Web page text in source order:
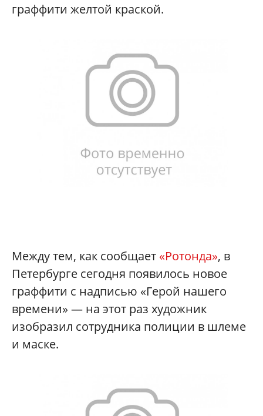
граффити желтой краской.
Между тем, как сообщает «Ротонда», в
Петербурге сегодня появилось новое
граффити с надписью «Герой нашего
времени» — на этот раз художник
изобразил сотрудника полиции в шлеме
и маске.